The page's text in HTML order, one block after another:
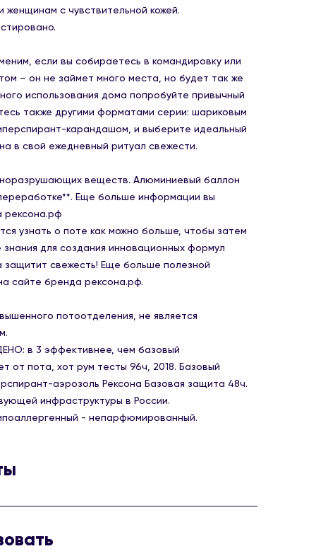
женщинам с чувствительной кожей.
если вы собираетесь в командировку или
– он не займет много места, но будет так же
использования дома попробуйте привычный
также другими форматами серии: шариковым
карандашом, и выберите идеальный
в свой ежедневный ритуал свежести.
веществ. Алюминиевый баллон
Еще больше информации вы
рексона.рф
узнать о поте как можно больше, чтобы затем
знания для создания инновационных формул
защитит свежесть! Еще больше полезной
сайте бренда рексона.рф.
потоотделения, не является
в 3 эффективнее, чем базовый
от пота, хот рум тесты 96ч, 2018. Базовый
аэрозоль Рексона Базовая защита 48ч.
инфраструктуры в России.
- непарфюмированный.
Chloride, Glycine, Dimethiconol , Disteardimonium
, Aqua , BHT.